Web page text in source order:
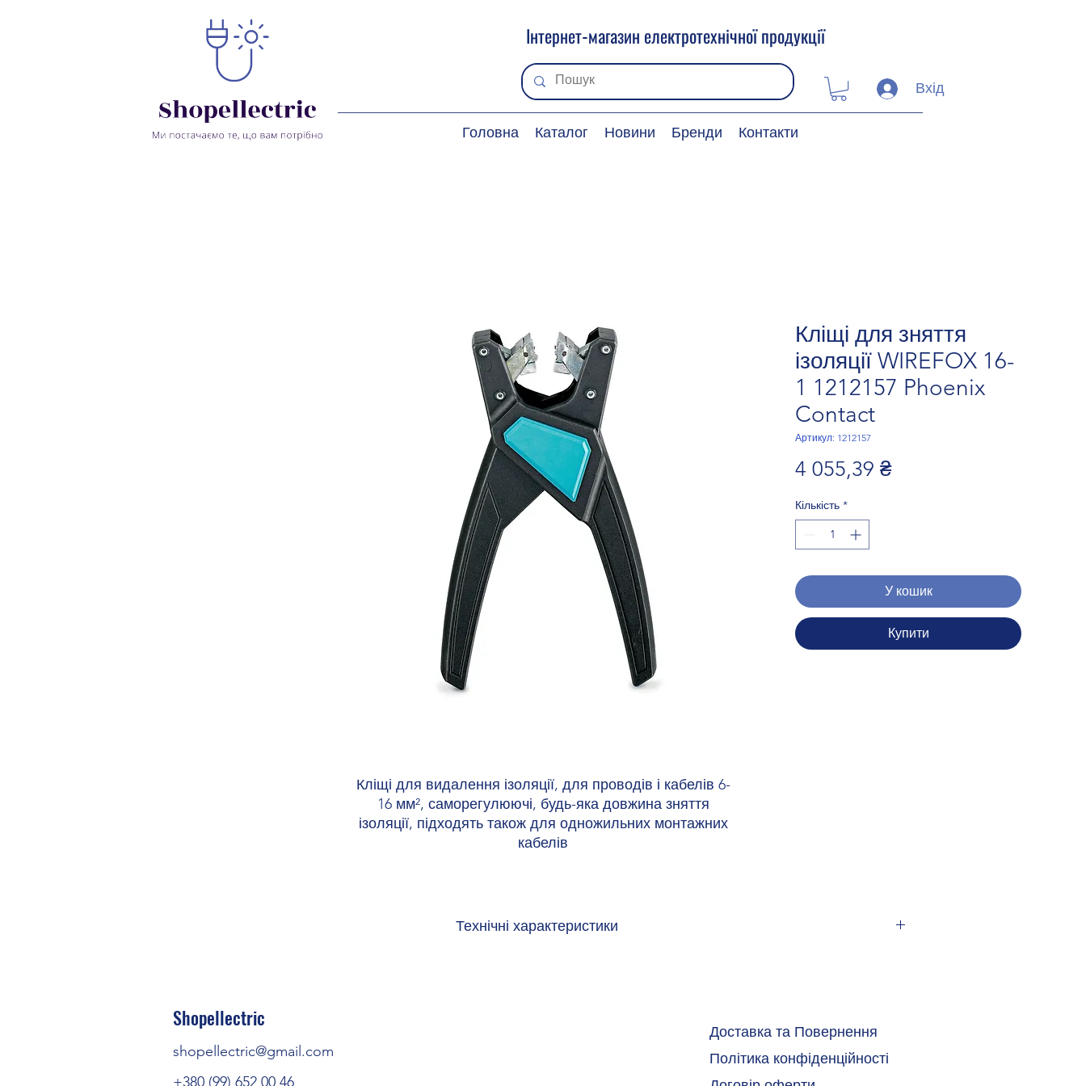
Інтернет-магазин електротехнічної продукції
Вхід
Головна Каталог Новини Бренди Контакти
Кліщі для зняття
ізоляції WIREFOX 16-
1 1212157 Phoenix
Contact
Артикул: 1212157
4 055,39 ₴Ціна
Кількість *
У кошик
Купити
Кліщі для видалення ізоляції, для проводів і кабелів 6-
16 мм², саморегулюючі, будь-яка довжина зняття
ізоляції, підходять також для одножильних монтажних
кабелів
Технічні характеристики
Shopellectric
shopellectric@gmail.com
+380 (99) 652 00 46
Доставка та Повернення
Політика конфіденційності